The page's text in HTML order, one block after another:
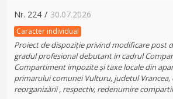
Nr. 224 / 30.07.2026
Caracter individual
Proiect de dispoziție privind modificare post
gradul profesional debutant in cadrul
Compartiment impozite și taxe locale din
primarului comunei Vulturu, judetul Vrancea,
reorganizării , respectiv, redenumire